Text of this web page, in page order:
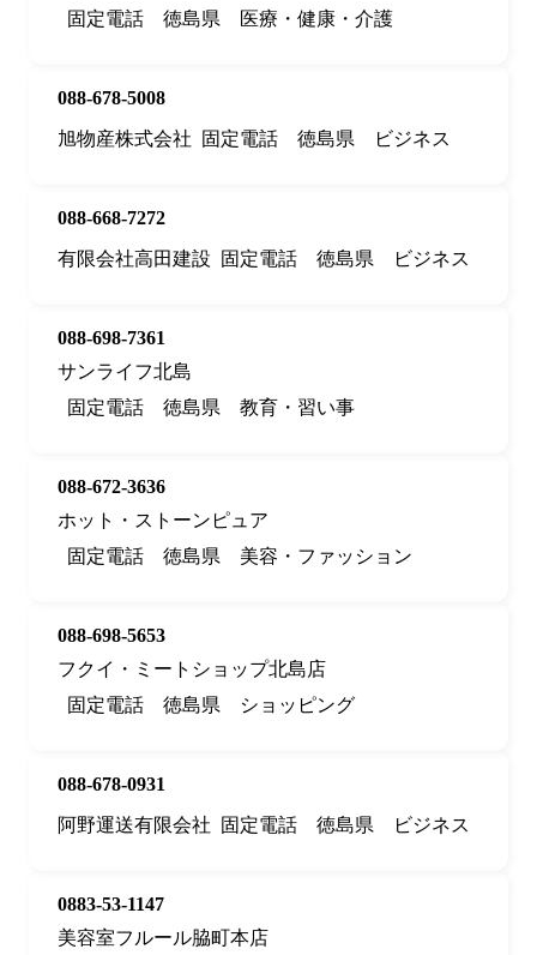
固定電話
徳島県 医療・健康・介護
088-678-5008
旭物産株式会社
固定電話 徳島県 ビジネス
088-668-7272
有限会社高田建設
固定電話 徳島県 ビジネス
088-698-7361
サンライフ北島
固定電話
徳島県 教育・習い事
088-672-3636
ホット・ストーンピュア
固定電話
徳島県 美容・ファッション
088-698-5653
フクイ・ミートショップ北島店
固定電話
徳島県 ショッピング
088-678-0931
阿野運送有限会社
固定電話 徳島県 ビジネス
0883-53-1147
美容室フルール脇町本店